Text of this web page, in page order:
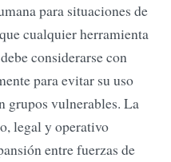
para situaciones de
cualquier herramienta
considerarse con
para evitar su uso
grupos vulnerables. La
legal y operativo
entre fuerzas de